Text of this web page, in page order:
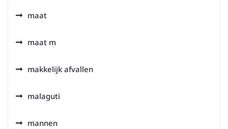
maat
maat m
makkelijk afvallen
malaguti
mannen